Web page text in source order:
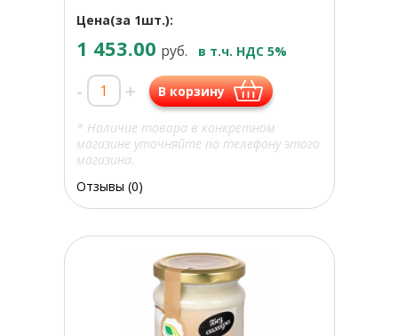
Цена(за 1шт.):
1 453.00 руб. в т.ч. НДС 5%
- + В корзину
* Наличие товара в конкретном
магазине уточняйте по телефону этого
магазина.
Отзывы (0)